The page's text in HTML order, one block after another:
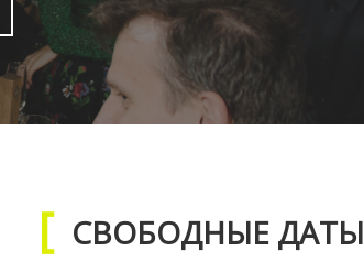
СВОБОДНЫЕ ДАТЫ